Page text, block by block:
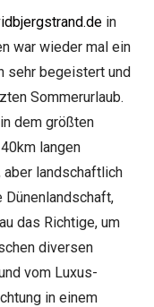
in
war wieder mal ein
sehr begeistert und
Sommerurlaub.
dem größten
langen
aber landschaftlich
das Richtige, um
diversen
vom Luxus-
in einem